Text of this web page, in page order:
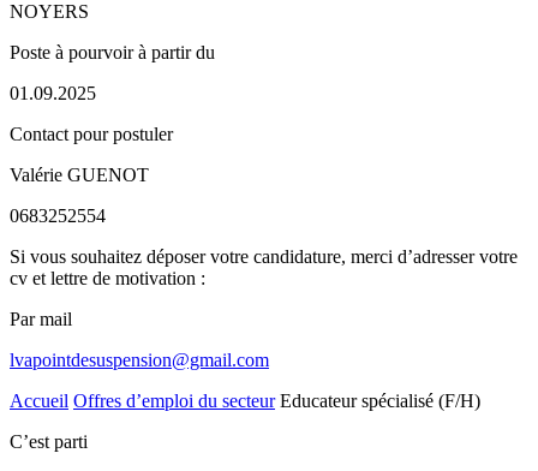
NOYERS
Poste à pourvoir à partir du
01.09.2025
Contact pour postuler
Valérie GUENOT
0683252554
Si vous souhaitez déposer votre candidature, merci d’adresser votre
cv et lettre de motivation :
Par mail
lvapointdesuspension@gmail.com
Accueil Offres d’emploi du secteur Educateur spécialisé (F/H)
C’est parti